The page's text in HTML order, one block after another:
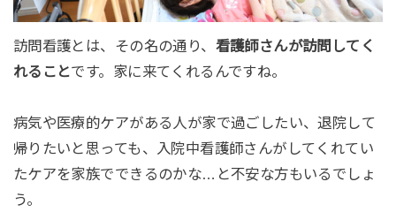
訪問看護とは、その名の通り、 看護師さんが訪問してく
れることです。家に来てくれるんですね。
病気や医療的ケアがある人が家で過ごしたい、退院して
帰りたいと思っても、入院中看護師さんがしてくれてい
たケアを家族でできるのかな…と不安な方もいるでしょ
う。